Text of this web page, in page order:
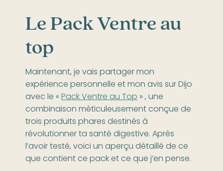
Le Pack Ventre au
top
Maintenant, je vais partager mon
expérience personnelle et mon avis sur Dijo
avec le «Pack Ventre au Top» , une
combinaison méticuleusement conçue de
trois produits phares destinés à
révolutionner ta santé digestive. Après
l’avoir testé, voici un aperçu détaillé de ce
que contient ce pack et ce que j’en pense.